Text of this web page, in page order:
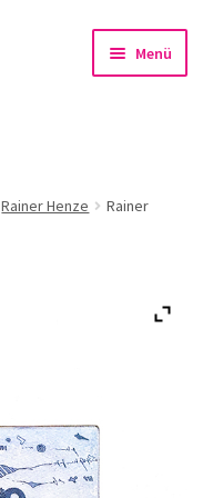
Menü
öffnen
Rainer Henze
Rainer